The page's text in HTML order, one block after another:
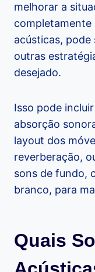
melhorar a
completamente
acústicas,
outras
desejado.
Isso pode
absorção
layout dos
reverberação,
sons de fundo,
branco, para
Quais